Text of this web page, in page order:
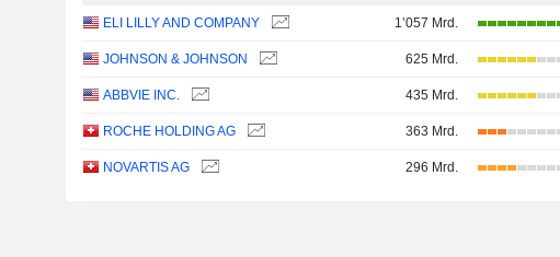
ELI LILLY AND COMPANY 1’057 Mrd.
JOHNSON & JOHNSON 625 Mrd.
ABBVIE INC. 435 Mrd.
ROCHE HOLDING AG 363 Mrd.
NOVARTIS AG 296 Mrd.